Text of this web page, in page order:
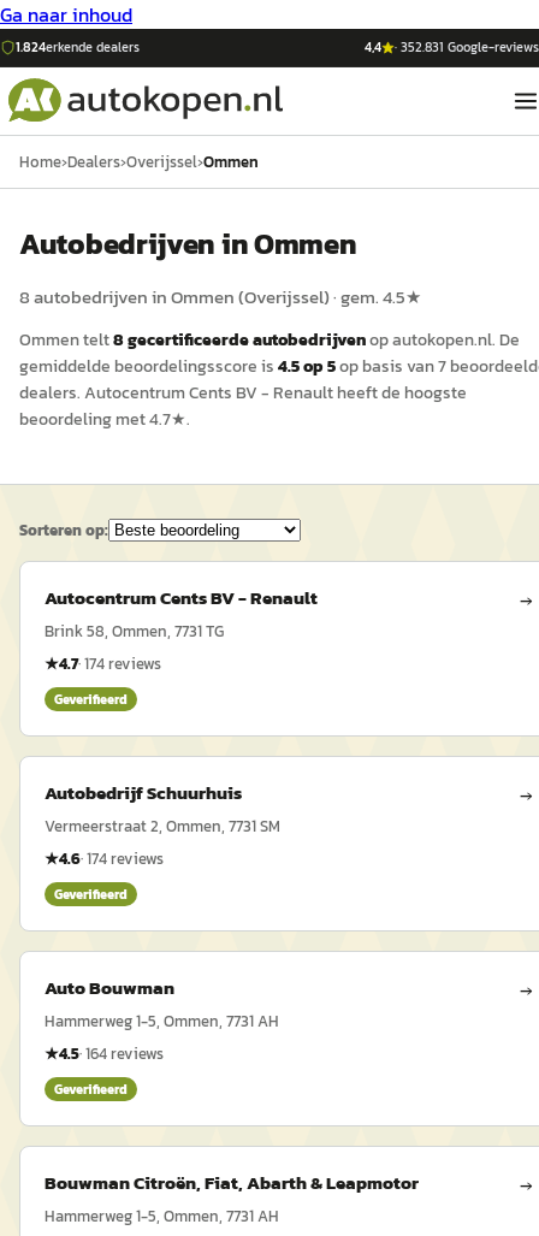
Ga naar inhoud
1.824erkende dealers 4,4 ·352.831 Google-reviews
Home›Dealers›Overijssel›Ommen
Autobedrijven inOmmen
8autobedrijven inOmmen(Overijssel)· gem.4.5★
Ommentelt8gecertificeerdeautobedrijvenopautokopen.nl. De
gemiddelde beoordelingsscore is4.5op 5op basis van7
dealers.Autocentrum Cents BV - Renaultheeft de hoogste
beoordeling met4.7★.
Sorteren op:
Autocentrum Cents BV - Renault →
Brink 58, Ommen, 7731 TG
★4.7·174reviews
Geverifieerd
Autobedrijf Schuurhuis →
Vermeerstraat 2, Ommen, 7731 SM
★4.6·174reviews
Geverifieerd
Auto Bouwman →
Hammerweg 1-5, Ommen, 7731 AH
★4.5·164reviews
Geverifieerd
Bouwman Citroën, Fiat, Abarth & Leapmotor →
Hammerweg 1-5, Ommen, 7731 AH